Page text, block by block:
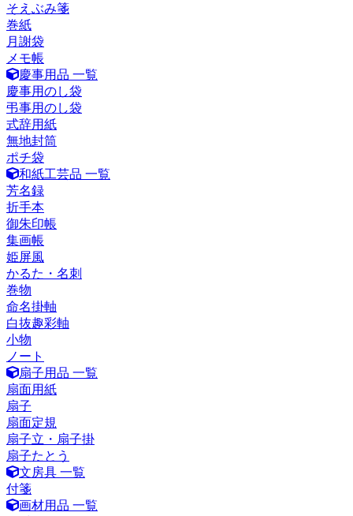
そえぶみ箋
巻紙
月謝袋
メモ帳
慶事用品 一覧
慶事用のし袋
弔事用のし袋
式辞用紙
無地封筒
ポチ袋
和紙工芸品 一覧
芳名録
折手本
御朱印帳
集画帳
姫屏風
かるた・名刺
巻物
命名掛軸
白抜趣彩軸
小物
ノート
扇子用品 一覧
扇面用紙
扇子
扇面定規
扇子立・扇子掛
扇子たとう
文房具 一覧
付箋
画材用品 一覧